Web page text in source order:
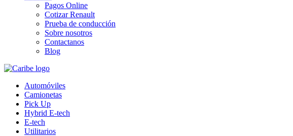
Pagos Online
Cotizar Renault
Prueba de conducción
Sobre nosotros
Contactanos
Blog
Automóviles
Camionetas
Pick Up
Hybrid E-tech
E-tech
Utilitarios